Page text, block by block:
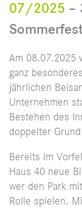
07/2025 –
Am 08.07.2025
ganz
jährlichen
Unternehmen
Bestehen des
doppelter
Bereits im
Haus 40 neue
wer den Park
Rolle spielen.